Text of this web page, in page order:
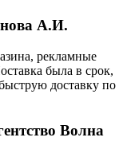
А.И.
рекламные
была в срок,
доставку по
Волна